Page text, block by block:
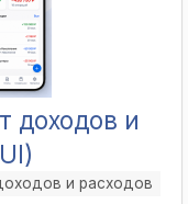
доходов и
и расходов